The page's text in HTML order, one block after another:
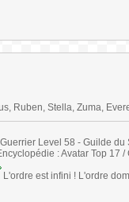
Ruben, Stella, Zuma,
Guerrier Level 58 - Guilde
: Avatar Top 17 /
L'ordre est infini ! L'ordre